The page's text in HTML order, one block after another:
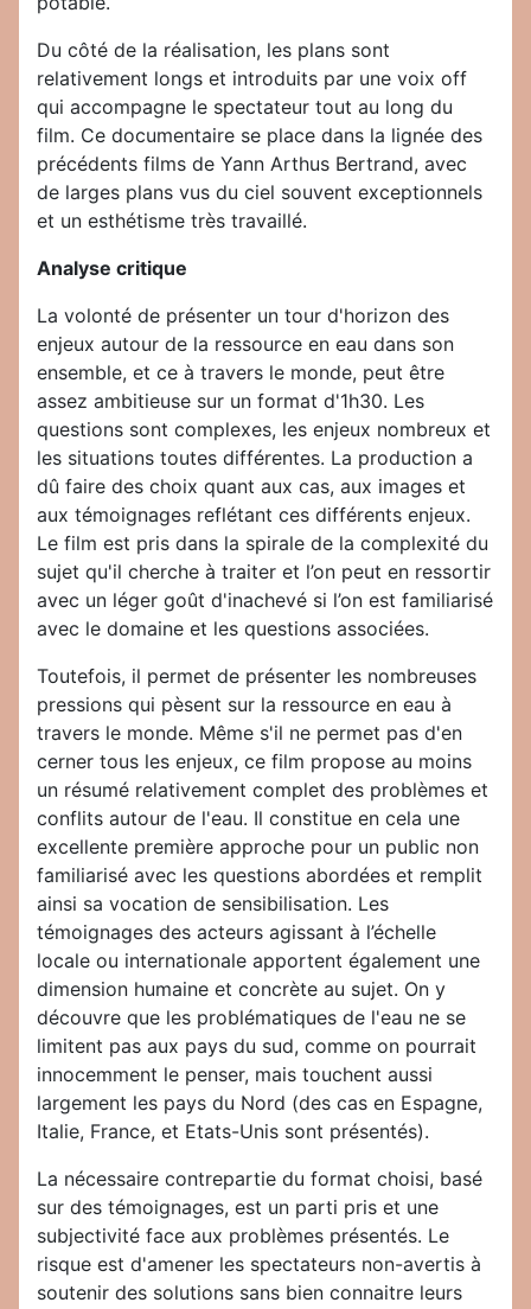
Du côté de la réalisation, les plans sont
relativement longs et introduits par une voix off
qui accompagne le spectateur tout au long du
film. Ce documentaire se place dans la lignée des
précédents films de Yann Arthus Bertrand, avec
de larges plans vus du ciel souvent exceptionnels
et un esthétisme très travaillé.
Analyse critique
La volonté de présenter un tour d'horizon des
enjeux autour de la ressource en eau dans son
ensemble, et ce à travers le monde, peut être
assez ambitieuse sur un format d'1h30. Les
questions sont complexes, les enjeux nombreux et
les situations toutes différentes. La production a
dû faire des choix quant aux cas, aux images et
aux témoignages reflétant ces différents enjeux.
Le film est pris dans la spirale de la complexité du
sujet qu'il cherche à traiter et l’on peut en ressortir
avec un léger goût d'inachevé si l’on est familiarisé
avec le domaine et les questions associées.
Toutefois, il permet de présenter les nombreuses
pressions qui pèsent sur la ressource en eau à
travers le monde. Même s'il ne permet pas d'en
cerner tous les enjeux, ce film propose au moins
un résumé relativement complet des problèmes et
conflits autour de l'eau. Il constitue en cela une
excellente première approche pour un public non
familiarisé avec les questions abordées et remplit
ainsi sa vocation de sensibilisation. Les
témoignages des acteurs agissant à l’échelle
locale ou internationale apportent également une
dimension humaine et concrète au sujet. On y
découvre que les problématiques de l'eau ne se
limitent pas aux pays du sud, comme on pourrait
innocemment le penser, mais touchent aussi
largement les pays du Nord (des cas en Espagne,
Italie, France, et Etats-Unis sont présentés).
La nécessaire contrepartie du format choisi, basé
sur des témoignages, est un parti pris et une
subjectivité face aux problèmes présentés. Le
risque est d'amener les spectateurs non-avertis à
soutenir des solutions sans bien connaitre leurs